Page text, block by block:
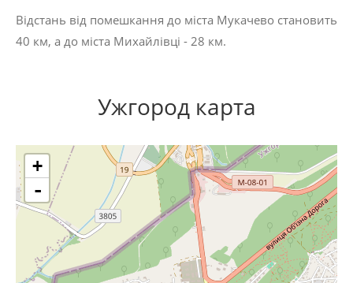
Відстань від помешкання до міста Мукачево становить
40 км, а до міста Михайлівці - 28 км.
Ужгород карта
+
-